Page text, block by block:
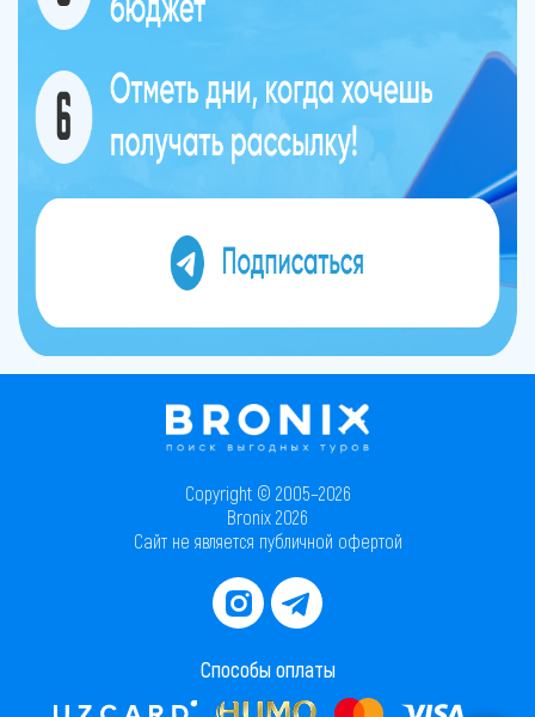
Copyright © 2005–2026
Bronix 2026
Сайт не является публичной офертой
Способы оплаты